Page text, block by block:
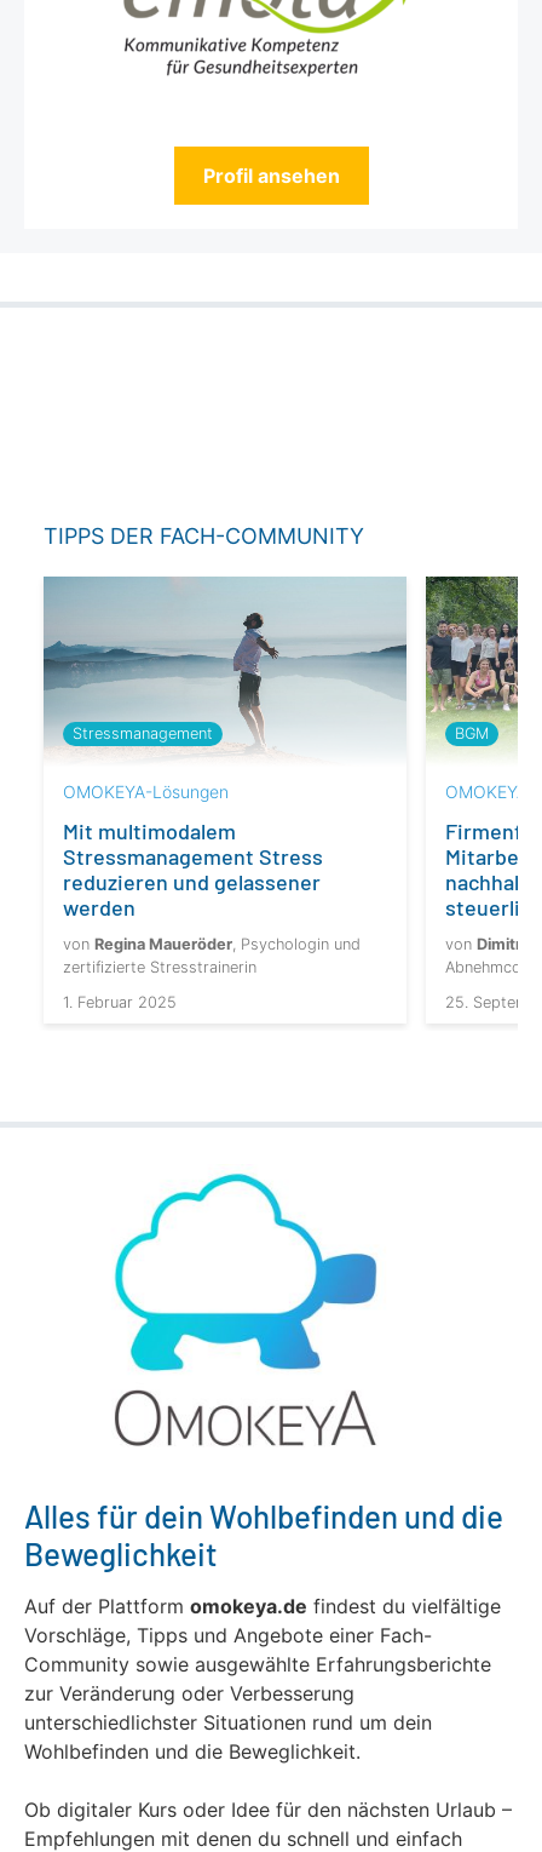
Profil ansehen
TIPPS DER FACH-COMMUNITY
Stressmanagement
OMOKEYA-Lösungen
Mit multimodalem
Stressmanagement Stress
reduzieren und gelassener
werden
von Regina Maueröder, Psychologin und
zertifizierte Stresstrainerin
1. Februar 2025
BGM
OMOKEYA-
von Dimitri
25.
Alles für dein Wohlbefinden und die
Beweglichkeit
Auf der Plattform omokeya.de findest du vielfältige
Vorschläge, Tipps und Angebote einer Fach-
Community sowie ausgewählte Erfahrungsberichte
zur Veränderung oder Verbesserung
unterschiedlichster Situationen rund um dein
Wohlbefinden und die Beweglichkeit.
Ob digitaler Kurs oder Idee für den nächsten Urlaub –
Empfehlungen mit denen du schnell und einfach